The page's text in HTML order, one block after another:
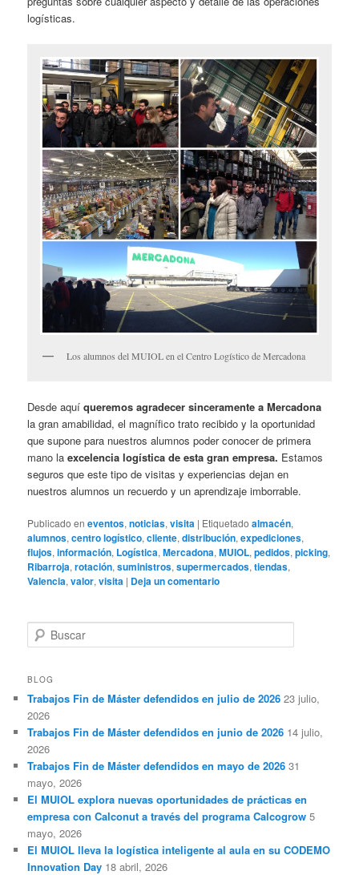
logísticas.
Los alumnos del MUIOL en el Centro Logístico de Mercadona
Desde aquíqueremos agradecer sinceramente a Mercadona
la gran amabilidad, el magnífico trato recibido y la oportunidad
que supone para nuestros alumnos poder conocer de primera
mano laexcelencia logística de esta gran empresa. Estamos
seguros que este tipo de visitas y experiencias dejan en
nuestros alumnos un recuerdo y un aprendizaje imborrable.
Publicado en eventos,noticias,visita | Etiquetado almacén,
alumnos,centro logístico,cliente,distribución,expediciones,
flujos,información, Logística,Mercadona,MUIOL,pedidos,picking,
Ribarroja,rotación,suministros,supermercados,tiendas,
Valencia,valor,visita | Deja un comentario
u
c
r
BLOG
Trabajos Fin de Máster defendidos en julio de 2026 23 julio,
2026
Trabajos Fin de Máster defendidos en junio de 2026 14 julio,
2026
Trabajos Fin de Máster defendidos en mayo de 2026 31
mayo, 2026
El MUIOL explora nuevas oportunidades de prácticas en
empresa con Calconut a través del programa Calcogrow 5
mayo, 2026
El MUIOL lleva la logística inteligente al aula en su CODEMO
Innovation Day 18 abril, 2026